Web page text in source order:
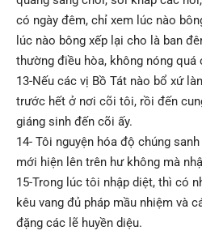
có ngày đêm, chỉ xem lúc nào
lúc nào bông xếp lại cho là ban
thường điều hòa, không nóng quá
13-Nếu các vị Bồ Tát nào bổ xứ
trước hết ở nơi cõi tôi, rồi đến
giáng sinh đến cõi ấy.
14- Tôi nguyện hóa độ chúng
mới hiện lên trên hư không mà
15-Trong lúc tôi nhập diệt, thì có
kêu vang đủ pháp mầu nhiệm và
đặng các lẽ huyền diệu.